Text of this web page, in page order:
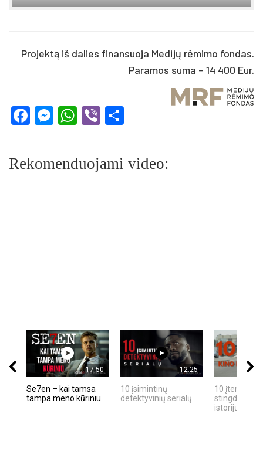
Projektą iš dalies finansuoja Medijų rėmimo fondas.
Paramos suma – 14 400 Eur.
Facebook
Messenger
WhatsApp
Viber
Rekomenduojami video:
17:50
Se7en – kai tamsa
tampa meno kūriniu
12:25
10 įsimintinų
detektyvinių serialų
10 įtemptų,
stingdančių
istorijų